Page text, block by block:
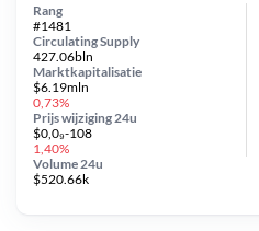
Circulating Supply
427.06bln
Prijs wijziging 24u
$0,0₉-108
1,40%
Marktkapitalisatie
$6.19mln
0,73%
Volume 24u
$520.66k
Rang
#1481